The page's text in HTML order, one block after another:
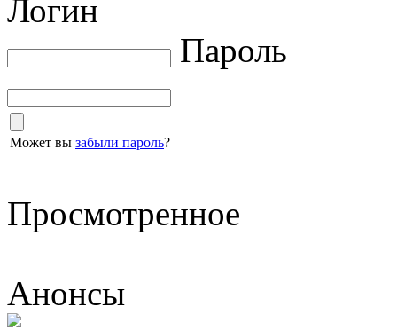
Логин
Пароль
Может вы забыли пароль?
Просмотренное
Анонсы